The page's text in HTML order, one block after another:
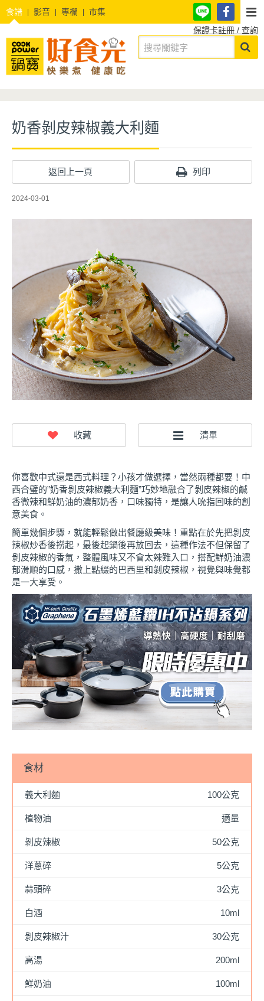
食譜 影音 專欄
市集
保證卡註冊 / 查詢
奶香剝皮辣椒義大利麵
返回上一頁 列印
2024-03-01
你喜歡中式還是西式料理？小孩才做選擇，當然兩種都要！中
西合璧的”奶香剝皮辣椒義大利麵”巧妙地融合了剝皮辣椒的鹹
香微辣和鮮奶油的濃郁奶香，口味獨特，是讓人吮指回味的創
意美食。
簡單幾個步驟，就能輕鬆做出餐廳級美味！重點在於先把剝皮
辣椒炒香後撈起，最後起鍋後再放回去，這種作法不但保留了
剝皮辣椒的香氣，整體風味又不會太辣難入口，搭配鮮奶油濃
郁滑順的口感，撒上點綴的巴西里和剝皮辣椒，視覺與味覺都
是一大享受。
食材
義大利麵 100公克
植物油 適量
剝皮辣椒 50公克
洋蔥碎 5公克
蒜頭碎 3公克
白酒 10ml
剝皮辣椒汁 30公克
高湯 200ml
鮮奶油 100ml